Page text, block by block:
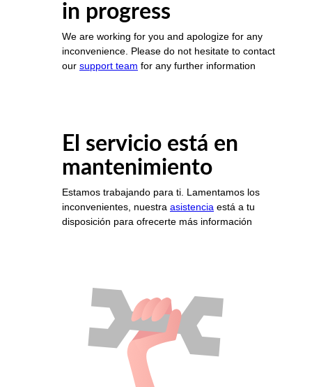
in progress
We are working for you and apologize for any
inconvenience. Please do not hesitate to contact
our support team for any further information
El servicio está en
mantenimiento
Estamos trabajando para ti. Lamentamos los
inconvenientes, nuestra asistencia está a tu
disposición para ofrecerte más información